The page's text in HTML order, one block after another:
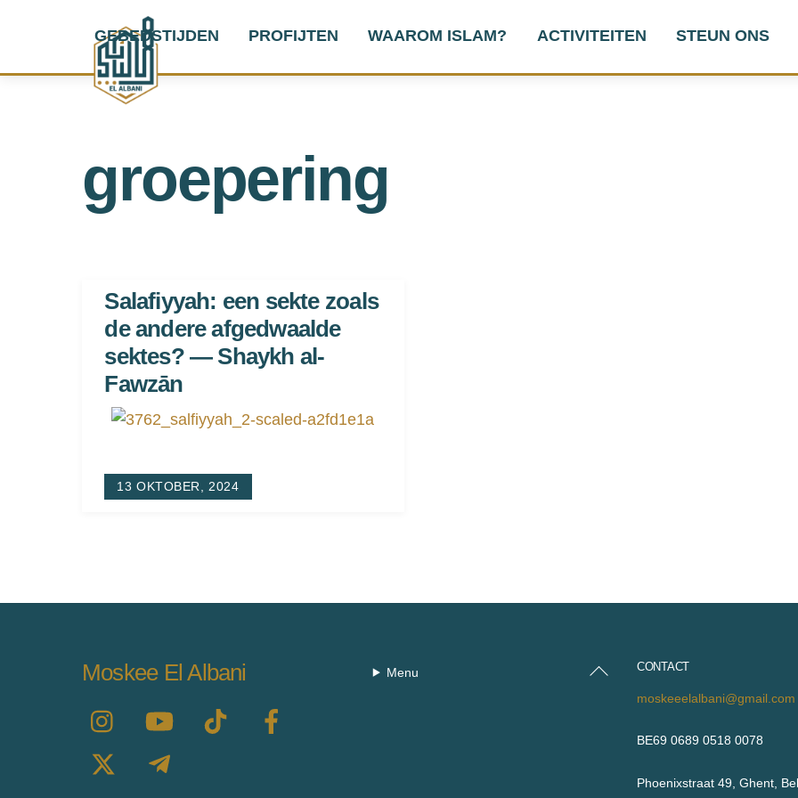
GEBEDSTIJDEN PROFIJTEN WAAROM ISLAM? ACTIVITEITEN STEUN ONS
groepering
13 OKTOBER, 2024
Salafiyyah: een sekte zoals
de andere afgedwaalde
sektes? — Shaykh al-
Fawzān
Back
Moskee El Albani Menu CONTACT
moskeeelalbani@gmail.com
BE69 0689 0518 0078
Phoenixstraat 49, Ghent,